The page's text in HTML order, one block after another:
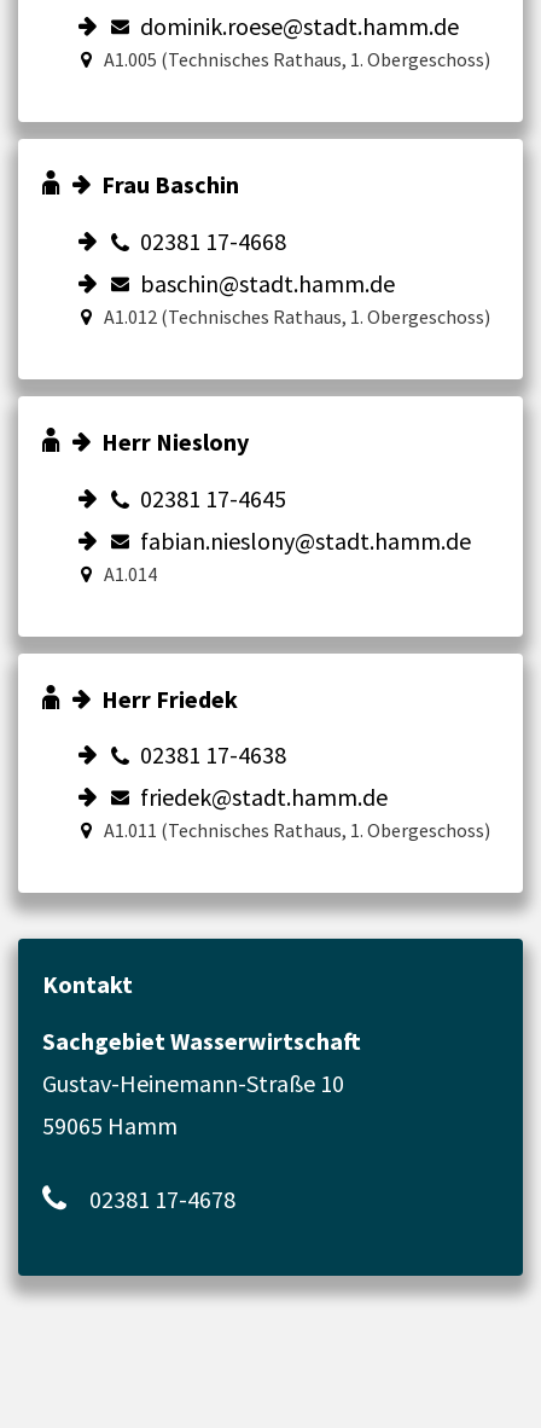
dominik.roese@stadt.hamm.de
A1.005 (Technisches Rathaus, 1. Obergeschoss)
Frau Baschin
02381 17-4668
baschin@stadt.hamm.de
A1.012 (Technisches Rathaus, 1. Obergeschoss)
Herr Nieslony
02381 17-4645
fabian.nieslony@stadt.hamm.de
A1.014
Herr Friedek
02381 17-4638
friedek@stadt.hamm.de
A1.011 (Technisches Rathaus, 1. Obergeschoss)
Kontakt
Sachgebiet Wasserwirtschaft
Gustav-Heinemann-Straße 10
59065 Hamm
02381 17-4678